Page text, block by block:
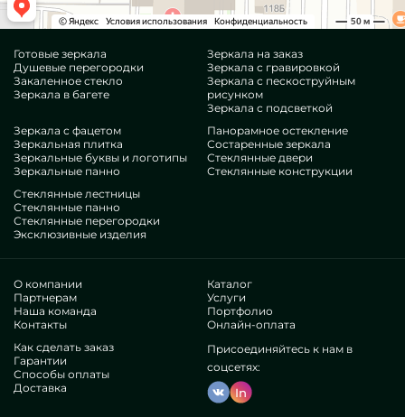
Готовые зеркала
Душевые перегородки
Закаленное стекло
Зеркала в багете
Зеркала на заказ
Зеркала с гравировкой
Зеркала с пескоструйным
рисунком
Зеркала с подсветкой
Зеркала с фацетом
Зеркальная плитка
Зеркальные буквы и логотипы
Зеркальные панно
Панорамное остекление
Состаренные зеркала
Стеклянные двери
Стеклянные конструкции
Стеклянные лестницы
Стеклянные панно
Стеклянные перегородки
Эксклюзивные изделия
О компании
Партнерам
Наша команда
Контакты
Каталог
Услуги
Портфолио
Онлайн-оплата
Как сделать заказ
Гарантии
Способы оплаты
Доставка
Присоединяйтесь к нам в
соцсетях:
In